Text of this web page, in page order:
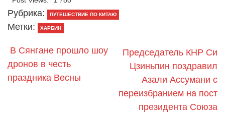
Рубрика: ПУТЕШЕСТВИЕ ПО КИТАЮ
Метки: ХАРБИН
В Сянгане прошло шоу
дронов в честь
праздника Весны
Председатель КНР Си
Цзиньпин поздравил
Азали Ассумани с
переизбранием на пост
президента Союза